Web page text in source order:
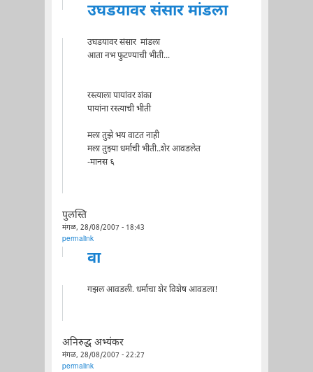
उघडयावर संसार मांडला
उघडयावर संसार मांडला
आता नभ फुटण्याची भीती...
रस्त्याला पायांवर शंका
पायांना रस्त्याची भीती
मला तुझे भय वाटत नाही
मला तुझ्या धर्माची भीती..शेर आवडलेत
-मानस ६
पुलस्ति
मंगळ, 28/08/2007 - 18:43
permalink
वा
गझल आवडली. धर्माचा शेर विशेष आवडला!
अनिरुद्ध अभ्यंकर
मंगळ, 28/08/2007 - 22:27
permalink